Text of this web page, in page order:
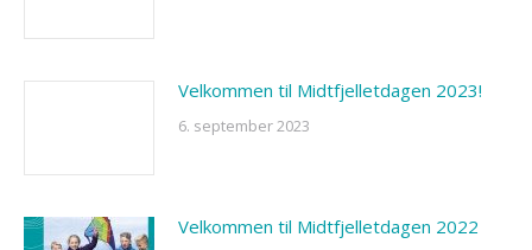
Velkommen til Midtfjelletdagen 2023!
6. september 2023
Velkommen til Midtfjelletdagen 2022